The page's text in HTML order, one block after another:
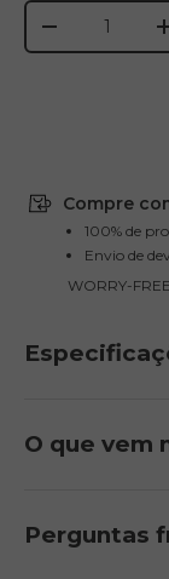
Quantidade
-
Compre
100% de
Envio de
WORRY-
O que vem
Perguntas
and enjoy 2% off
Email
email_marketing_consent
Send me news and special
anytime.